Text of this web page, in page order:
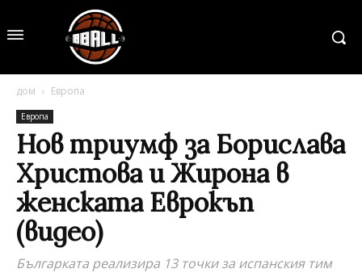
дом Европа
Европа
Нов триумф за Борислава
Христова и Жирона в
женската Еврокъп
(видео)
Българката реализира 13 точки за испанския тим